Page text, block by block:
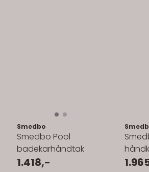
Smedbo
Smedbo Pool
badekarhåndtak
1.418,-